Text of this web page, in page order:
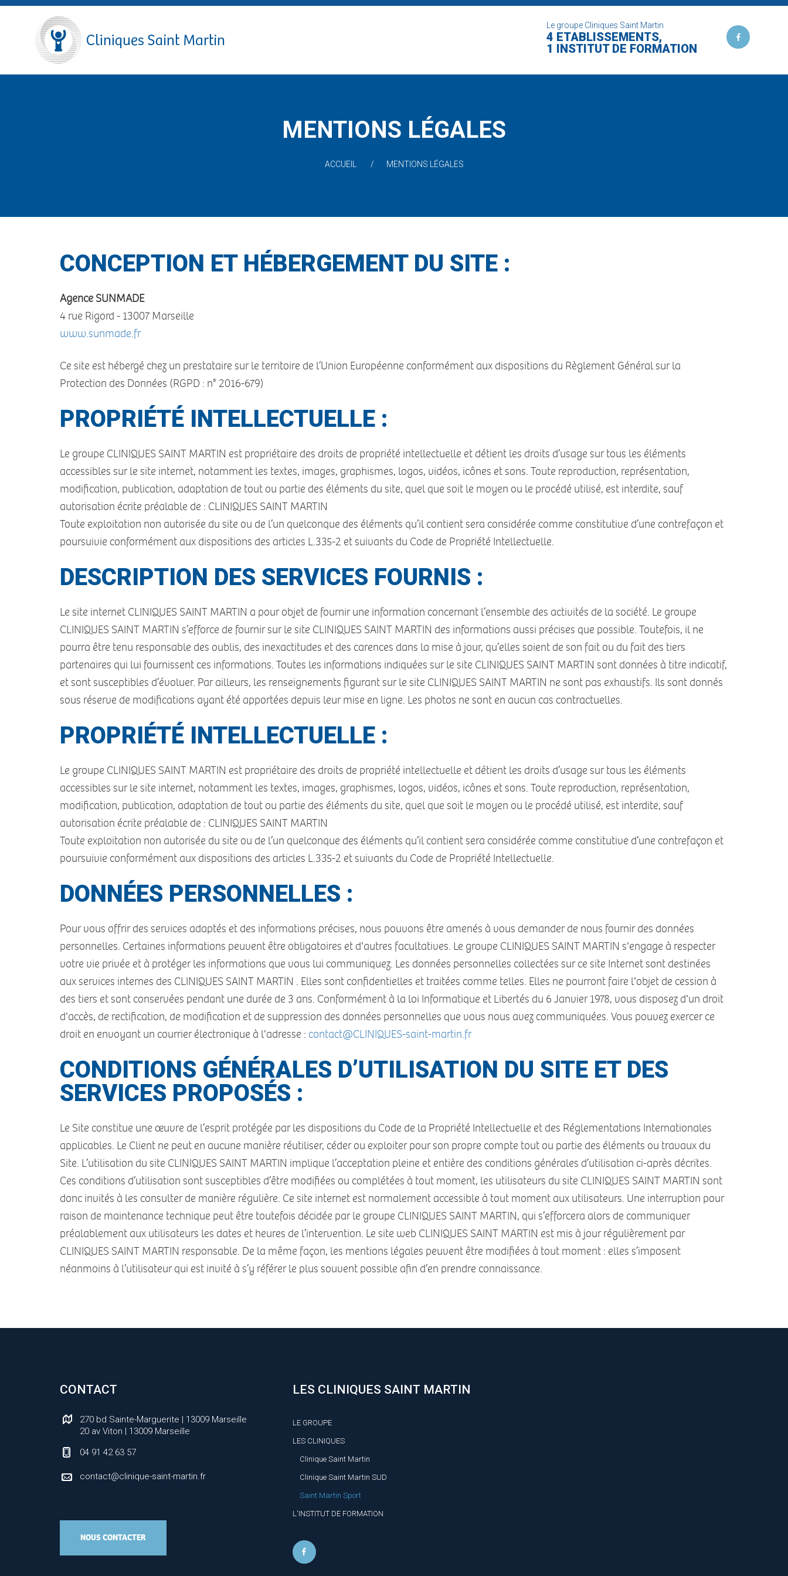
Le groupe Cliniques Saint Martin
4 ETABLISSEMENTS,
1 INSTITUT DE FORMATION
MENTIONS LÉGALES
ACCUEIL MENTIONS LÉGALES
CONCEPTION ET HÉBERGEMENT DU SITE :
Agence SUNMADE
4 rue Rigord - 13007 Marseille
www.sunmade.fr
Ce site est hébergé chez un prestataire sur le territoire de l’Union Européenne conformément aux dispositions du Règlement Général sur la
Protection des Données (RGPD : n° 2016-679)
PROPRIÉTÉ INTELLECTUELLE :
Le groupe CLINIQUES SAINT MARTIN est propriétaire des droits de propriété intellectuelle et détient les droits d’usage sur tous les éléments
accessibles sur le site internet, notamment les textes, images, graphismes, logos, vidéos, icônes et sons. Toute reproduction, représentation,
modification, publication, adaptation de tout ou partie des éléments du site, quel que soit le moyen ou le procédé utilisé, est interdite, sauf
autorisation écrite préalable de : CLINIQUES SAINT MARTIN
Toute exploitation non autorisée du site ou de l’un quelconque des éléments qu’il contient sera considérée comme constitutive d’une contrefaçon et
poursuivie conformément aux dispositions des articles L.335-2 et suivants du Code de Propriété Intellectuelle.
DESCRIPTION DES SERVICES FOURNIS :
Le site internet CLINIQUES SAINT MARTIN a pour objet de fournir une information concernant l’ensemble des activités de la société. Le groupe
CLINIQUES SAINT MARTIN s’efforce de fournir sur le site CLINIQUES SAINT MARTIN des informations aussi précises que possible. Toutefois, il ne
pourra être tenu responsable des oublis, des inexactitudes et des carences dans la mise à jour, qu’elles soient de son fait ou du fait des tiers
partenaires qui lui fournissent ces informations. Toutes les informations indiquées sur le site CLINIQUES SAINT MARTIN sont données à titre indicatif,
et sont susceptibles d’évoluer. Par ailleurs, les renseignements figurant sur le site CLINIQUES SAINT MARTIN ne sont pas exhaustifs. Ils sont donnés
sous réserve de modifications ayant été apportées depuis leur mise en ligne. Les photos ne sont en aucun cas contractuelles.
PROPRIÉTÉ INTELLECTUELLE :
Le groupe CLINIQUES SAINT MARTIN est propriétaire des droits de propriété intellectuelle et détient les droits d’usage sur tous les éléments
accessibles sur le site internet, notamment les textes, images, graphismes, logos, vidéos, icônes et sons. Toute reproduction, représentation,
modification, publication, adaptation de tout ou partie des éléments du site, quel que soit le moyen ou le procédé utilisé, est interdite, sauf
autorisation écrite préalable de : CLINIQUES SAINT MARTIN
Toute exploitation non autorisée du site ou de l’un quelconque des éléments qu’il contient sera considérée comme constitutive d’une contrefaçon et
poursuivie conformément aux dispositions des articles L.335-2 et suivants du Code de Propriété Intellectuelle.
DONNÉES PERSONNELLES :
Pour vous offrir des services adaptés et des informations précises, nous pouvons être amenés à vous demander de nous fournir des données
personnelles. Certaines informations peuvent être obligatoires et d'autres facultatives. Le groupe CLINIQUES SAINT MARTIN s'engage à respecter
votre vie privée et à protéger les informations que vous lui communiquez. Les données personnelles collectées sur ce site Internet sont destinées
aux services internes des CLINIQUES SAINT MARTIN . Elles sont confidentielles et traitées comme telles. Elles ne pourront faire l'objet de cession à
des tiers et sont conservées pendant une durée de 3 ans. Conformément à la loi Informatique et Libertés du 6 Janvier 1978, vous disposez d'un droit
d'accès, de rectification, de modification et de suppression des données personnelles que vous nous avez communiquées. Vous pouvez exercer ce
droit en envoyant un courrier électronique à l'adresse : contact@CLINIQUES-saint-martin.fr
CONDITIONS GÉNÉRALES D’UTILISATION DU SITE ET DES
SERVICES PROPOSÉS :
Le Site constitue une œuvre de l’esprit protégée par les dispositions du Code de la Propriété Intellectuelle et des Réglementations Internationales
applicables. Le Client ne peut en aucune manière réutiliser, céder ou exploiter pour son propre compte tout ou partie des éléments ou travaux du
Site. L’utilisation du site CLINIQUES SAINT MARTIN implique l’acceptation pleine et entière des conditions générales d’utilisation ci-après décrites.
Ces conditions d’utilisation sont susceptibles d’être modifiées ou complétées à tout moment, les utilisateurs du site CLINIQUES SAINT MARTIN sont
donc invités à les consulter de manière régulière. Ce site internet est normalement accessible à tout moment aux utilisateurs. Une interruption pour
raison de maintenance technique peut être toutefois décidée par le groupe CLINIQUES SAINT MARTIN, qui s’efforcera alors de communiquer
préalablement aux utilisateurs les dates et heures de l’intervention. Le site web CLINIQUES SAINT MARTIN est mis à jour régulièrement par
CLINIQUES SAINT MARTIN responsable. De la même façon, les mentions légales peuvent être modifiées à tout moment : elles s’imposent
néanmoins à l’utilisateur qui est invité à s’y référer le plus souvent possible afin d’en prendre connaissance.
CONTACT
270 bd Sainte-Marguerite | 13009 Marseille
20 av Viton | 13009 Marseille
04 91 42 63 57
contact@clinique-saint-martin.fr
NOUS CONTACTER
LES CLINIQUES SAINT MARTIN
LE GROUPE
LES CLINIQUES
Clinique Saint Martin
Clinique Saint Martin SUD
Saint Martin Sport
L'INSTITUT DE FORMATION